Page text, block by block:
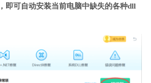
即可自动安装当前电脑中缺失的各种dll